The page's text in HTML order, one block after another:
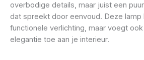
overbodige details, maar juist een
dat spreekt door eenvoud. Deze lamp
functionele verlichting, maar voegt
elegantie toe aan je interieur.